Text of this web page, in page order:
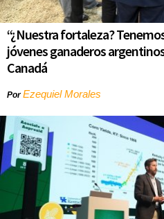
“¿Nuestra fortaleza?
jóvenes ganaderos
Canadá
PorEzequiel Morales